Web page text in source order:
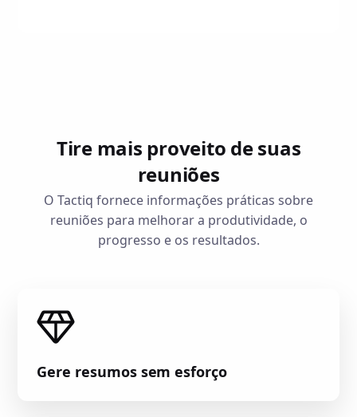
Tire mais proveito de suas
reuniões
O Tactiq fornece informações práticas sobre
reuniões para melhorar a produtividade, o
progresso e os resultados.
Gere resumos sem esforço